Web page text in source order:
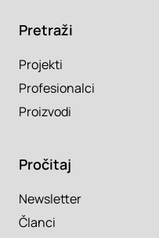
Pretraži
Projekti
Profesionalci
Proizvodi
Pročitaj
Newsletter
Članci